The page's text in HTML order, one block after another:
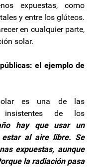
expuestas, como
y entre los glúteos.
en cualquier parte,
solar.
el ejemplo de
es una de las
insistentes de los
hay que usar un
al aire libre. Se
expuestas, aunque
la radiación pasa